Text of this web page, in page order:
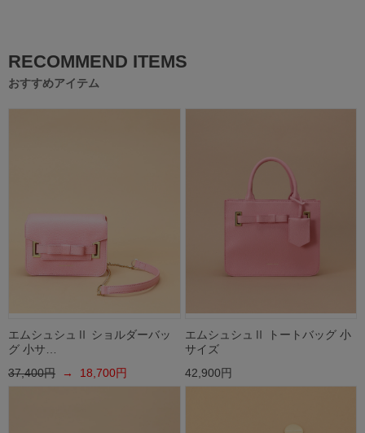
RECOMMEND ITEMS
おすすめアイテム
エムシュシュⅡ ショルダーバッ
グ 小サ…
37,400円 → 18,700円
エムシュシュⅡ トートバッグ 小
サイズ
42,900円